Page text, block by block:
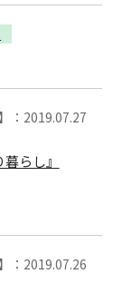
：2019.07.27
らし』
：2019.07.26